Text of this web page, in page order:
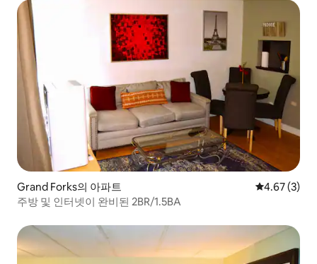
Grand Forks의 아파트 평점 4.67점
4.67 (3)
주방 및 인터넷이 완비된 2BR/1.5BA